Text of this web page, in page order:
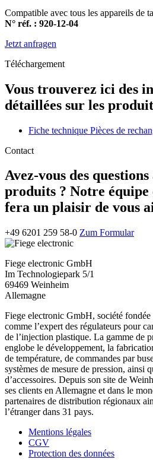
Compatible avec tous les appareils de
N° réf. : 920-12-04
Jetzt anfragen
Téléchargement
Vous trouverez ici des
détaillées sur les
Fiche technique Pièces de
Contact
Avez-vous des
produits ? Notre équipe
fera un plaisir de vous
+49 6201 259 58-0 Zum Formular
Fiege electronic GmbH
Im Technologiepark 5/1
69469 Weinheim
Allemagne
Fiege electronic GmbH, société
comme l’expert des régulateurs pour
de l’injection plastique. La gamme de
englobe le développement, la
de température, de commandes par
systèmes de mesure de pression, ainsi
d’accessoires. Depuis son site de
ses clients en Allemagne et dans le
partenaires de distribution régionaux
l’étranger dans 31 pays.
Mentions légales
CGV
Protection des données